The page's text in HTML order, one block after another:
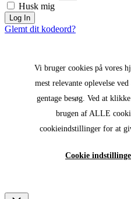
Husk mig
Log In
Glemt dit kodeord?
Vi bruger cookies på vores
mest relevante oplevelse
gentage besøg. Ved at
brugen af ​​ALLE
cookieindstillinger for at
Cookie